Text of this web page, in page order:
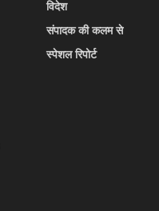
विदेश
संपादक की कलम से
स्पेशल रिपोर्ट